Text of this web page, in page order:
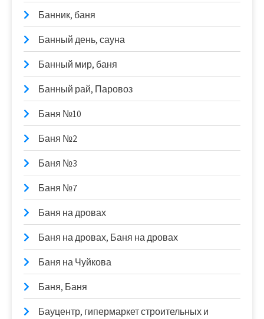
Банник, баня
Банный день, сауна
Банный мир, баня
Банный рай, Паровоз
Баня №10
Баня №2
Баня №3
Баня №7
Баня на дровах
Баня на дровах, Баня на дровах
Баня на Чуйкова
Баня, Баня
Бауцентр, гипермаркет строительных и